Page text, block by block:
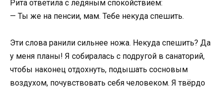
Рита ответила с ледяным спокойствием:
— Ты же на пенсии, мам. Тебе некуда спешить.
Эти слова ранили сильнее ножа. Некуда спешить? Да
у меня планы! Я собиралась с подругой в санаторий,
чтобы наконец отдохнуть, подышать сосновым
воздухом, почувствовать себя человеком. Я твёрдо